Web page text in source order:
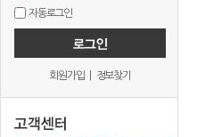
자동로그인
회원가입 정보찾기